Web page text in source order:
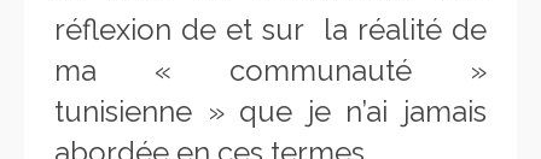
réflexion de et sur la réalité de
ma « communauté »
tunisienne » que je n’ai jamais